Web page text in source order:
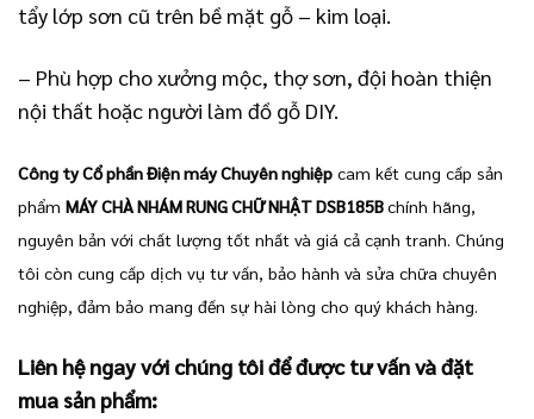
tẩy lớp sơn cũ trên bề mặt gỗ – kim loại.
– Phù hợp cho xưởng mộc, thợ sơn, đội hoàn thiện
nội thất hoặc người làm đồ gỗ DIY.
Công ty Cổ phần Điện máy Chuyên nghiệp cam kết cung cấp sản
phẩm MÁY CHÀ NHÁM RUNG CHỮ NHẬT DSB185Bchính hãng,
nguyên bản với chất lượng tốt nhất và giá cả cạnh tranh. Chúng
tôi còn cung cấp dịch vụ tư vấn, bảo hành và sửa chữa chuyên
nghiệp, đảm bảo mang đến sự hài lòng cho quý khách hàng.
Liên hệ ngay với chúng tôi để được tư vấn và đặt
mua sản phẩm: